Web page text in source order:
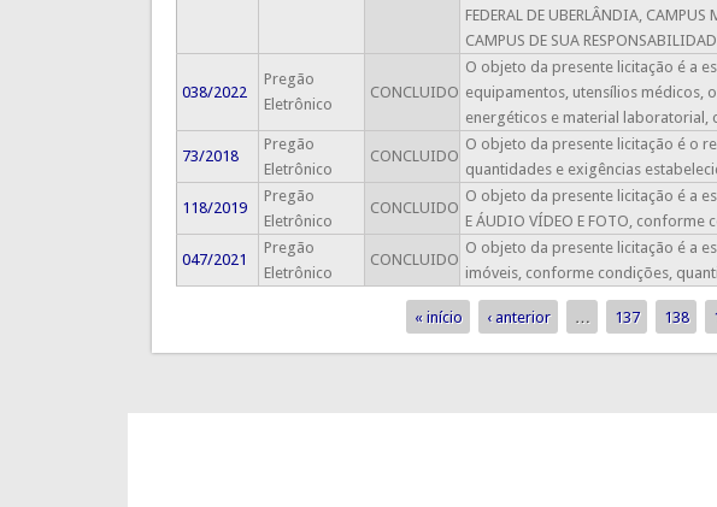
FEDERAL DE UBERLÂNDIA,
CAMPUS DE SUA
038/2022
Pregão
Eletrônico
CONCLUIDO
O objeto da presente licitação é a
equipamentos, utensílios médicos,
energéticos e material laboratorial,
73/2018
Pregão
Eletrônico
CONCLUIDO
O objeto da presente licitação é o
quantidades e exigências
118/2019
Pregão
Eletrônico
CONCLUIDO
O objeto da presente licitação é a
E ÁUDIO VÍDEO E FOTO,
047/2021
Pregão
Eletrônico
CONCLUIDO
O objeto da presente licitação é a
imóveis, conforme condições,
« início ‹ anterior … 137 138